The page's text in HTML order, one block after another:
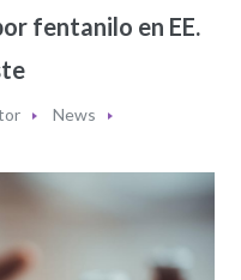
fentanilo en EE.
News